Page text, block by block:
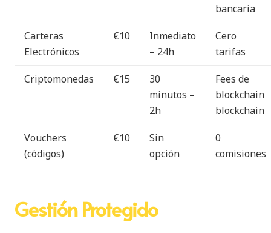
bancaria
Carteras
Electrónicos
€10
Inmediato
– 24h
Cero
tarifas
Criptomonedas €15
30
minutos –
2h
Fees de
blockchain
blockchain
Vouchers
(códigos)
€10
Sin
opción
0
comisiones
Gestión Protegido